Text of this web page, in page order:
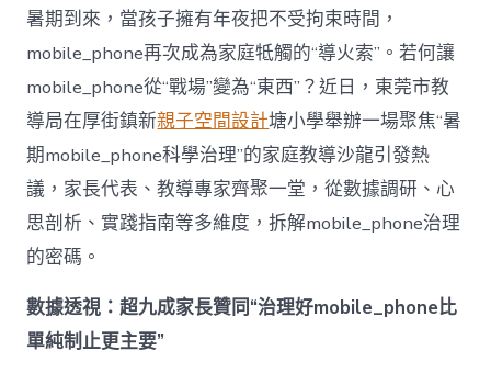
治
理
難
題？
讓
mobilJIUYI
俱
意
空
間
設
成
為
暑期到來，當孩子擁有年夜把不受拘束時間，
mobile_phone再次成為家庭牴觸的“導火索”。若何讓
mobile_phone從“戰場”變為“東西”？近日，東莞市教
導局在厚街鎮新親子空間設計塘小學舉辦一場聚焦“暑
期mobile_phone科學治理”的家庭教導沙龍引發熱
議，家長代表、教導專家齊聚一堂，從數據調研、心
思剖析、實踐指南等多維度，拆解mobile_phone治理
的密碼。
數據透視：超九成家長贊同“治理好mobile_phone比
單純制止更主要”